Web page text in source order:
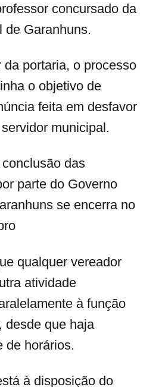
concursado da
de Garanhuns.
da portaria, o processo
o objetivo de
feita em desfavor
municipal.
das
parte do Governo
se encerra no
qualquer vereador
atividade
à função
desde que haja
de horários.
à disposição do